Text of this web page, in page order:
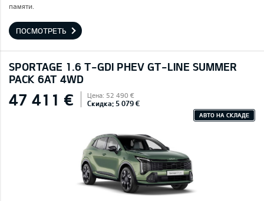
памяти.
ПОСМОТРЕТЬ
SPORTAGE 1.6 T-GDI PHEV GT-LINE SUMMER
PACK 6AT 4WD
47 411 € Цена: 52 490 €
Скидка: 5 079 €
АВТО НА СКЛАДЕ